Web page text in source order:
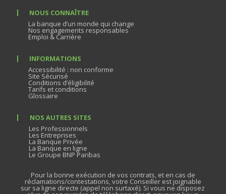
NOUS CONNAÎTRE
La banque d’un monde qui change
Nos engagements responsables
Emploi & Carrière
INFORMATIONS
Accessibilité : non conforme
Site Sécurisé
Conditions d’éligibilité
Tarifs et conditions
Glossaire
NOS AUTRES SITES
Les Professionnels
Les Entreprises
La Banque Privée
La Banque en ligne
Le Groupe BNP Paribas
Pour la bonne exécution de vos contrats, et en cas de
réclamations/contestations, votre Conseiller est joignable
sur sa ligne directe (appel non surtaxé). Si vous ne disposez